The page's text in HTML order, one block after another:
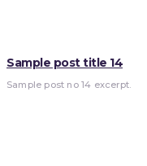
Sample post title 14
Sample post no 14 excerpt.